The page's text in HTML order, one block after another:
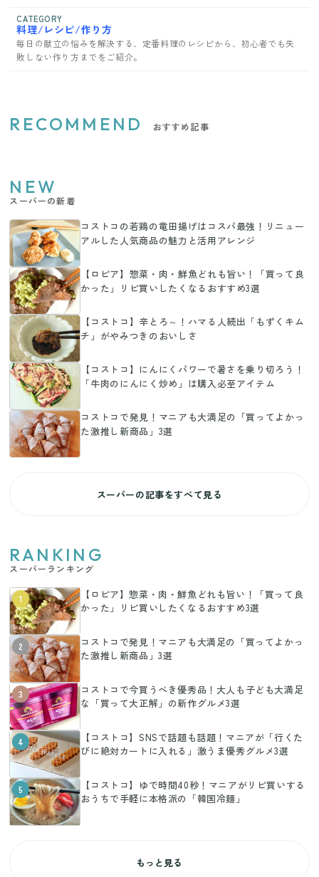
CATEGORY
料理/レシピ/作り方
毎日の献立の悩みを解決する、定番料理のレシピから、初心者でも失
敗しない作り方までをご紹介。
RECOMMEND おすすめ記事
NEW
スーパーの新着
コストコの若鶏の竜田揚げはコスパ最強！リニュー
アルした人気商品の魅力と活用アレンジ
【ロピア】惣菜・肉・鮮魚どれも旨い！「買って良
かった」リピ買いしたくなるおすすめ3選
【コストコ】辛とろ～！ハマる人続出「もずくキム
チ」がやみつきのおいしさ
【コストコ】にんにくパワーで暑さを乗り切ろう！
「牛肉のにんにく炒め」は購入必至アイテム
コストコで発見！マニアも大満足の「買ってよかっ
た激推し新商品」3選
スーパーの記事をすべて見る
RANKING
スーパーランキング
1
【ロピア】惣菜・肉・鮮魚どれも旨い！「買って良
かった」リピ買いしたくなるおすすめ3選
2
コストコで発見！マニアも大満足の「買ってよかっ
た激推し新商品」3選
3
コストコで今買うべき優秀品！大人も子ども大満足
な「買って大正解」の新作グルメ3選
4
【コストコ】SNSで話題も話題！マニアが「行くた
びに絶対カートに入れる」激うま優秀グルメ3選
5
【コストコ】ゆで時間40秒！マニアがリピ買いする
おうちで手軽に本格派の「韓国冷麺」
もっと見る